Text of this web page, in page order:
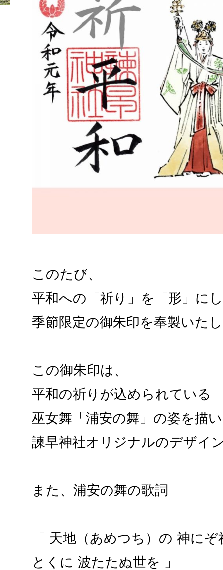
このたび、
平和への「祈り」を「形」に
季節限定の御朱印を奉製いた
この御朱印は、
平和の祈りが込められている
巫女舞「浦安の舞」の姿を描
諫早神社オリジナルのデザイ
また、浦安の舞の歌詞
「 天地（あめつち）の 神に
とくに 波たたぬ世を 」